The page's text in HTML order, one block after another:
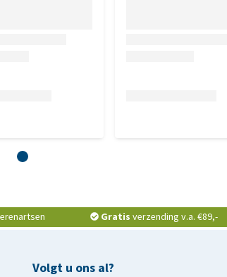
Gratis verzending v.a. €89,-
Volgt u ons al?